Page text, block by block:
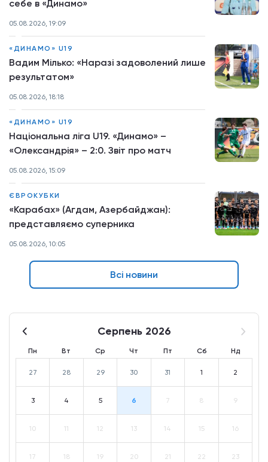
себе в «Динамо»
05.08.2026, 19:09
«ДИНАМО» U19
Вадим Мілько: «Наразі задоволений лише
результатом»
05.08.2026, 18:18
«ДИНАМО» U19
Національна ліга U19. «Динамо» –
«Олександрія» – 2:0. Звіт про матч
05.08.2026, 15:09
ЄВРОКУБКИ
«Карабах» (Агдам, Азербайджан):
представляємо суперника
05.08.2026, 10:05
Всі новини
Серпень 2026
Пн Вт Ср Чт Пт Сб Нд
27 28 29 30 31 1 2
3 4 5 6 7 8 9
10 11 12 13 14 15 16
17 18 19 20 21 22 23